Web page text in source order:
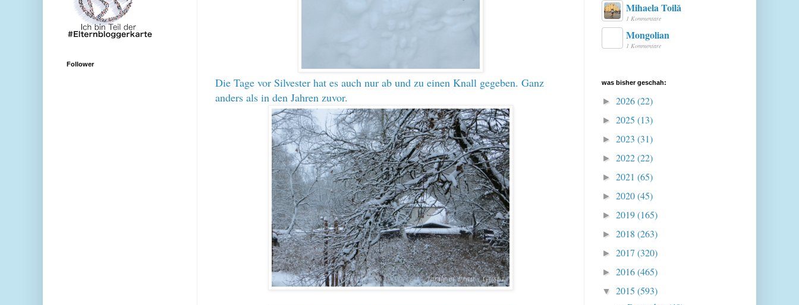
Die Tage vor Silvester hat es auch nur ab und zu einen Knall gegeben. Ganz
anders als in den Jahren zuvor.
Follower
Mihaela Toilă
1 Kommentare
Mongolian
1 Kommentare
was bisher geschah:
► 2026(22)
► 2025 (13)
► 2023 (31)
► 2022(22)
► 2021 (65)
► 2020(45)
► 2019(165)
► 2018 (263)
► 2017 (320)
► 2016(465)
▼ 2015 (593)